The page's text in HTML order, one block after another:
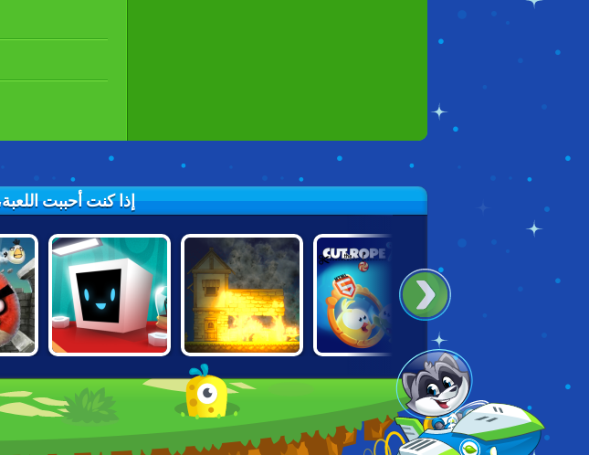
إذا كنت أحببت
HANDULUM
CUT THE ROPE:
ARSONIST
HEART BOX